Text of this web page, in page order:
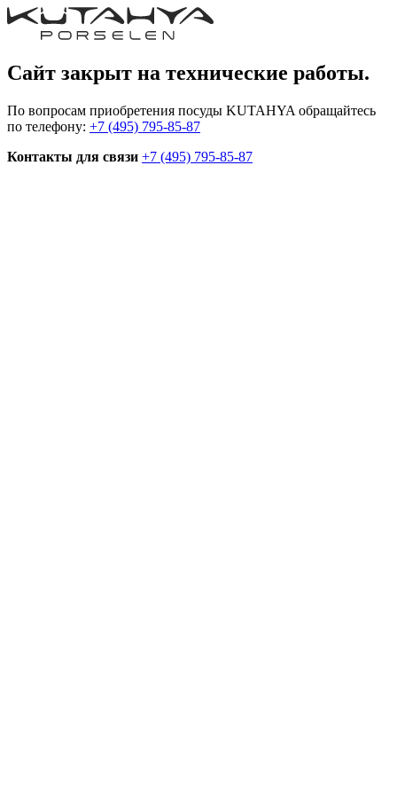
Сайт закрыт на технические работы.
По вопросам приобретения посуды KUTAHYA обращайтесь
по телефону: +7 (495) 795-85-87
Контакты для связи +7 (495) 795-85-87